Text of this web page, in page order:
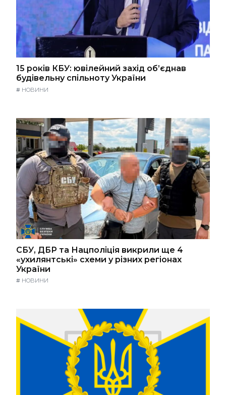
15 років КБУ: ювілейний захід об’єднав
будівельну спільноту України
# НОВИНИ
СБУ, ДБР та Нацполіція викрили ще 4
«ухилянтські» схеми у різних регіонах
України
# НОВИНИ